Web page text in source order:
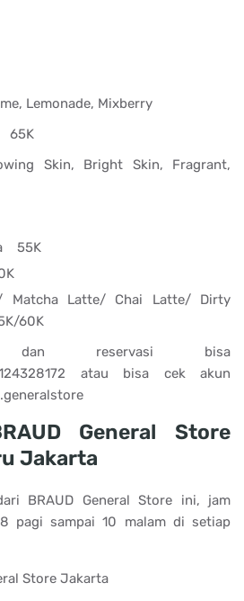
Lemonade, Mixberry
65K
Skin, Bright Skin, Fragrant,
55K
Matcha Latte/ Chai Latte/ Dirty
60K
reservasi bisa
atau bisa cek akun
General Store
Jakarta
BRAUD General Store ini, jam
pagi sampai 10 malam di setiap
Store Jakarta